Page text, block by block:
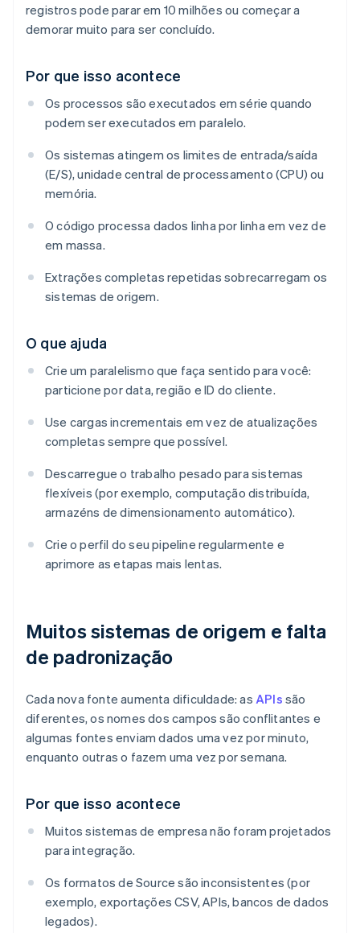
registros pode parar em 10 milhões ou começar a
demorar muito para ser concluído.
Por que isso acontece
Os processos são executados em série quando
podem ser executados em paralelo.
Os sistemas atingem os limites de entrada/saída
(E/S), unidade central de processamento (CPU) ou
memória.
O código processa dados linha por linha em vez de
em massa.
Extrações completas repetidas sobrecarregam os
sistemas de origem.
O que ajuda
Crie um paralelismo que faça sentido para você:
particione por data, região e ID do cliente.
Use cargas incrementais em vez de atualizações
completas sempre que possível.
Descarregue o trabalho pesado para sistemas
flexíveis (por exemplo, computação distribuída,
armazéns de dimensionamento automático).
Crie o perfil do seu pipeline regularmente e
aprimore as etapas mais lentas.
Muitos sistemas de origem e falta
de padronização
Cada nova fonte aumenta dificuldade: as APIs são
diferentes, os nomes dos campos são conflitantes e
algumas fontes enviam dados uma vez por minuto,
enquanto outras o fazem uma vez por semana.
Por que isso acontece
Muitos sistemas de empresa não foram projetados
para integração.
Os formatos de Source são inconsistentes (por
exemplo, exportações CSV, APIs, bancos de dados
legados).